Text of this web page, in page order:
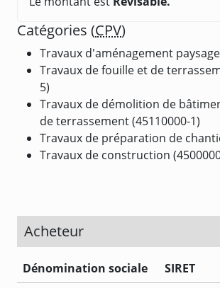
Catégories (CPV)
Travaux d'aménagement
Travaux de fouille et de
5)
Travaux de démolition de
de terrassement (45110000-1)
Travaux de préparation de
Travaux de construction
Acheteur
Dénomination sociale
SIRET